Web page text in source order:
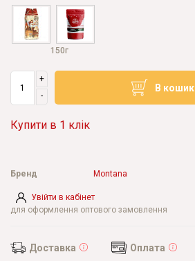
150г
+
-
В кошик
Купити в 1 клік
Увійти в кабінет
для оформлення оптового замовлення
Бренд Montana
Доставка Оплата